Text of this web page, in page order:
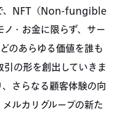
、NFT（Non-fungible
・お金に限らず、サー
のあらゆる価値を誰も
の形を創出していきま
さらなる顧客体験の向
ルカリグループの新た